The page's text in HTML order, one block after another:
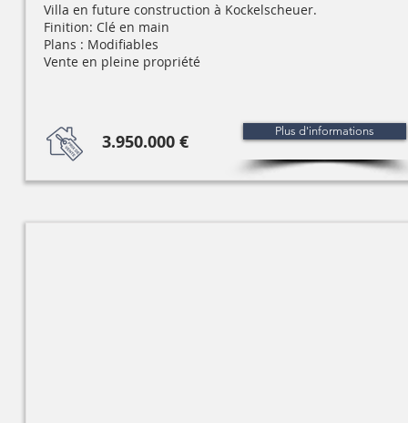
Villa en future construction à Kockelscheuer.
Finition: Clé en main
Plans : Modifiables
Vente en pleine propriété
3.950.000 € Plus d'informations